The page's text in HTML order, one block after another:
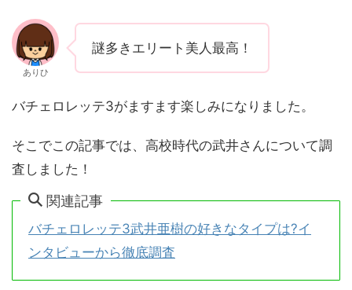
ありひ
謎多きエリート美人最高！
バチェロレッテ3がますます楽しみになりました。
そこでこの記事では、高校時代の武井さんについて調
査しました！
関連記事
バチェロレッテ3武井亜樹の好きなタイプは?イ
ンタビューから徹底調査